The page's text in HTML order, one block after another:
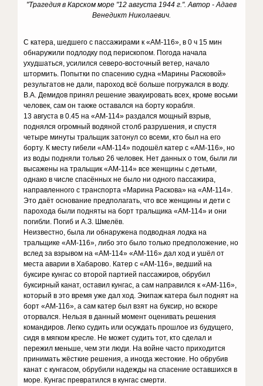
"Трагедия в Карском море "12 августа 1944 г.". Автор - Адаев
Венедикт Николаевич.
С катера, шедшего с пассажирами к «АМ-116», в 0 ч 15 мин
обнаружили подлодку под перископом. Погода начала
ухудшаться, усилился северо-восточный ветер, начало
штормить. Попытки по спасению судна «Марины Расковой»
результатов не дали, пароход всё больше погружался в воду.
В.А. Демидов принял решение эвакуировать всех, кроме восьми
человек, сам он также оставался на борту корабля.
13 августа в 0.45 на «АМ-114» раздался мощный взрыв,
поднялся огромный водяной столб разрушения, и спустя
четыре минуты тральщик затонул со всеми, кто был на его
борту. К месту гибели «АМ-114» подошёл катер с «АМ-116», но
из воды подняли только 26 человек. Нет данных о том, были ли
высажены на тральщик «АМ-114» все женщины с детьми,
однако в числе спасённых не было ни одного пассажира,
направленного с транспорта «Марина Раскова» на «АМ-114».
Это даёт основание предполагать, что все женщины и дети с
парохода были подняты на борт тральщика «АМ-114» и они
погибли. Погиб и А.З. Шмелёв.
Неизвестно, была ли обнаружена подводная лодка на
тральщике «АМ-116», либо это было только предположение, но
вслед за взрывом на «АМ-114» «АМ-116» дал ход и ушёл от
места аварии в Хабарово. Катер с «АМ-116», ведший на
буксире кунгас со второй партией пассажиров, обрубил
буксирный канат, оставил кунгас, а сам направился к «АМ-116»,
который в это время уже дал ход. Экипаж катера был поднят на
борт «АМ-116», а сам катер был взят на буксир, но вскоре
оторвался. Нельзя в данный момент оценивать решения
командиров. Легко судить или осуждать прошлое из будущего,
сидя в мягком кресле. Не может судить тот, кто сделал и
пережил меньше, чем эти люди. На войне часто приходится
принимать жёсткие решения, а иногда жестокие. Но обрубив
канат с кунгасом, обрубили надежды на спасение оставшихся в
море. Кунгас превратился в кунгас смерти.